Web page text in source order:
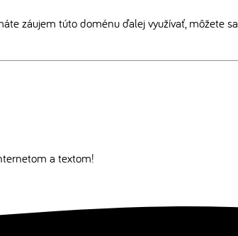
záujem túto doménu ďalej využívať, môžete sa
a textom!